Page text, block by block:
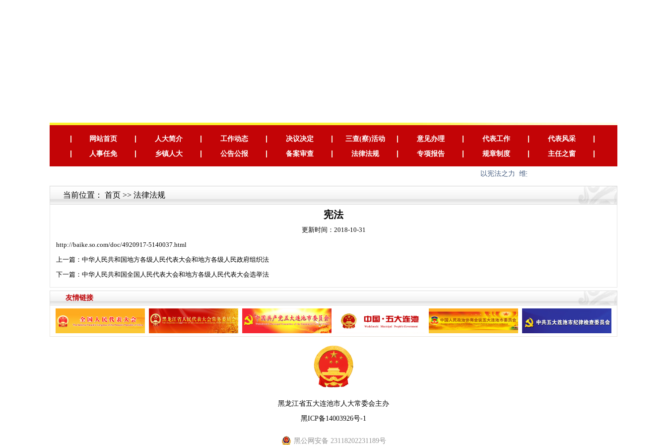
网站首页 人大简介 工作动态 决议决定 三查(察)活动 意见办理 代表工作
代表风采
人事任免
乡镇人大 公告公报 备案审查 法律法规 专项报告 规章制度 主任之窗
以宪法之力 维护国家长治久安 以宪法之光 照耀人民幸福安
当前位置： 首页 >> 法律法规
宪法
更新时间：2018-10-31
http://baike.so.com/doc/4920917-5140037.html
上一篇： 中华人民共和国地方各级人民代表大会和地方各级人民政府组织法
下一篇： 中华人民共和国全国人民代表大会和地方各级人民代表大会选举法
友情链接
黑龙江省五大连池市人大常委会主办
黑ICP备14003926号-1
黑公网安备 23118202231189号